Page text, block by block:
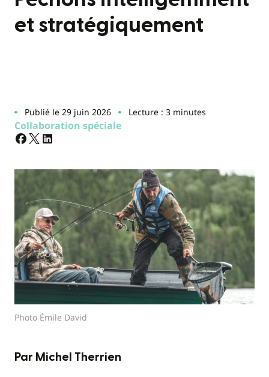
et stratégiquement
Publié le 29 juin 2026 Lecture : 3 minutes
Collaboration spéciale
Photo Émile David
Par Michel Therrien